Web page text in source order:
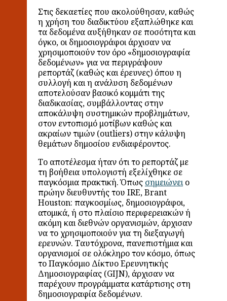
Στις δεκαετίες που ακολούθησαν, καθώς
η χρήση του διαδικτύου εξαπλώθηκε και
τα δεδομένα αυξήθηκαν σε ποσότητα και
όγκο, οι δημοσιογράφοι άρχισαν να
χρησιμοποιούν τον όρο «δημοσιογραφία
δεδομένων» για να περιγράψουν
ρεπορτάζ (καθώς και έρευνες) όπου η
συλλογή και η ανάλυση δεδομένων
αποτελούσαν βασικό κομμάτι της
διαδικασίας, συμβάλλοντας στην
αποκάλυψη συστημικών προβλημάτων,
στον εντοπισμό μοτίβων καθώς και
ακραίων τιμών (outliers) στην κάλυψη
θεμάτων δημοσίου ενδιαφέροντος.
Το αποτέλεσμα ήταν ότι το ρεπορτάζ με
τη βοήθεια υπολογιστή εξελίχθηκε σε
παγκόσμια πρακτική. Όπως σημειώνειο
πρώην διευθυντής του IRE, Brant
Houston: παγκοσμίως, δημοσιογράφοι,
ατομικά, ή στο πλαίσιο περιφερειακών ή
ακόμη και διεθνών οργανισμών, άρχισαν
να το χρησιμοποιούν για τη διεξαγωγή
ερευνών. Ταυτόχρονα, πανεπιστήμια και
οργανισμοί σε ολόκληρο τον κόσμο, όπως
το Παγκόσμιο Δίκτυο Ερευνητικής
Δημοσιογραφίας (GIJN), άρχισαν να
παρέχουν προγράμματα κατάρτισης στη
δημοσιογραφία δεδομένων.